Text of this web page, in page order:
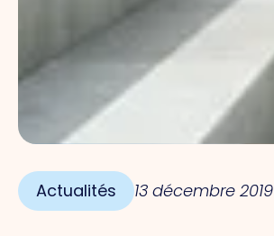
Actualités 13 décembre 2019